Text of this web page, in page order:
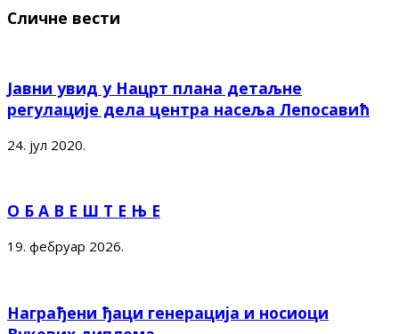
Сличне вести
Јавни увид у Нацрт плана детаљне
регулације дела центра насеља Лепосавић
24. јул 2020.
О Б А В Е Ш Т Е Њ Е
19. фебруар 2026.
Награђени ђаци генерација и носиоци